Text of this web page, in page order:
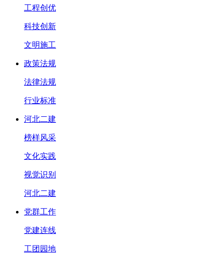
工程创优
科技创新
文明施工
政策法规
法律法规
行业标准
河北二建
榜样风采
文化实践
视觉识别
河北二建
党群工作
党建连线
工团园地